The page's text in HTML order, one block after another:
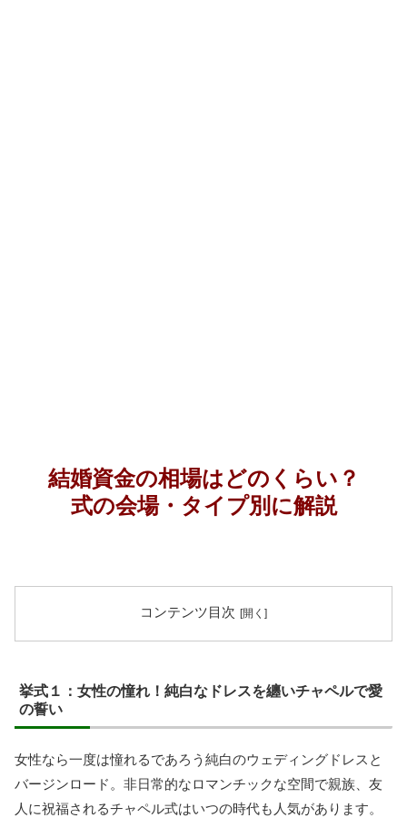
結婚資金の相場はどのくらい？
式の会場・タイプ別に解説
コンテンツ目次
挙式１：女性の憧れ！純白なドレスを纏いチャペルで愛
の誓い
女性なら一度は憧れるであろう純白のウェディングドレスと
バージンロード。非日常的なロマンチックな空間で親族、友
人に祝福されるチャペル式はいつの時代も人気があります。